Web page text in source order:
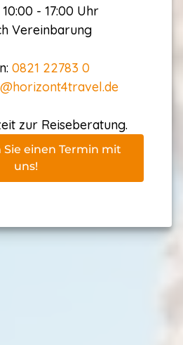
- 17:00 Uhr
Vereinbarung
0821 22783 0
zur Reiseberatung.
einen Termin mit
uns!